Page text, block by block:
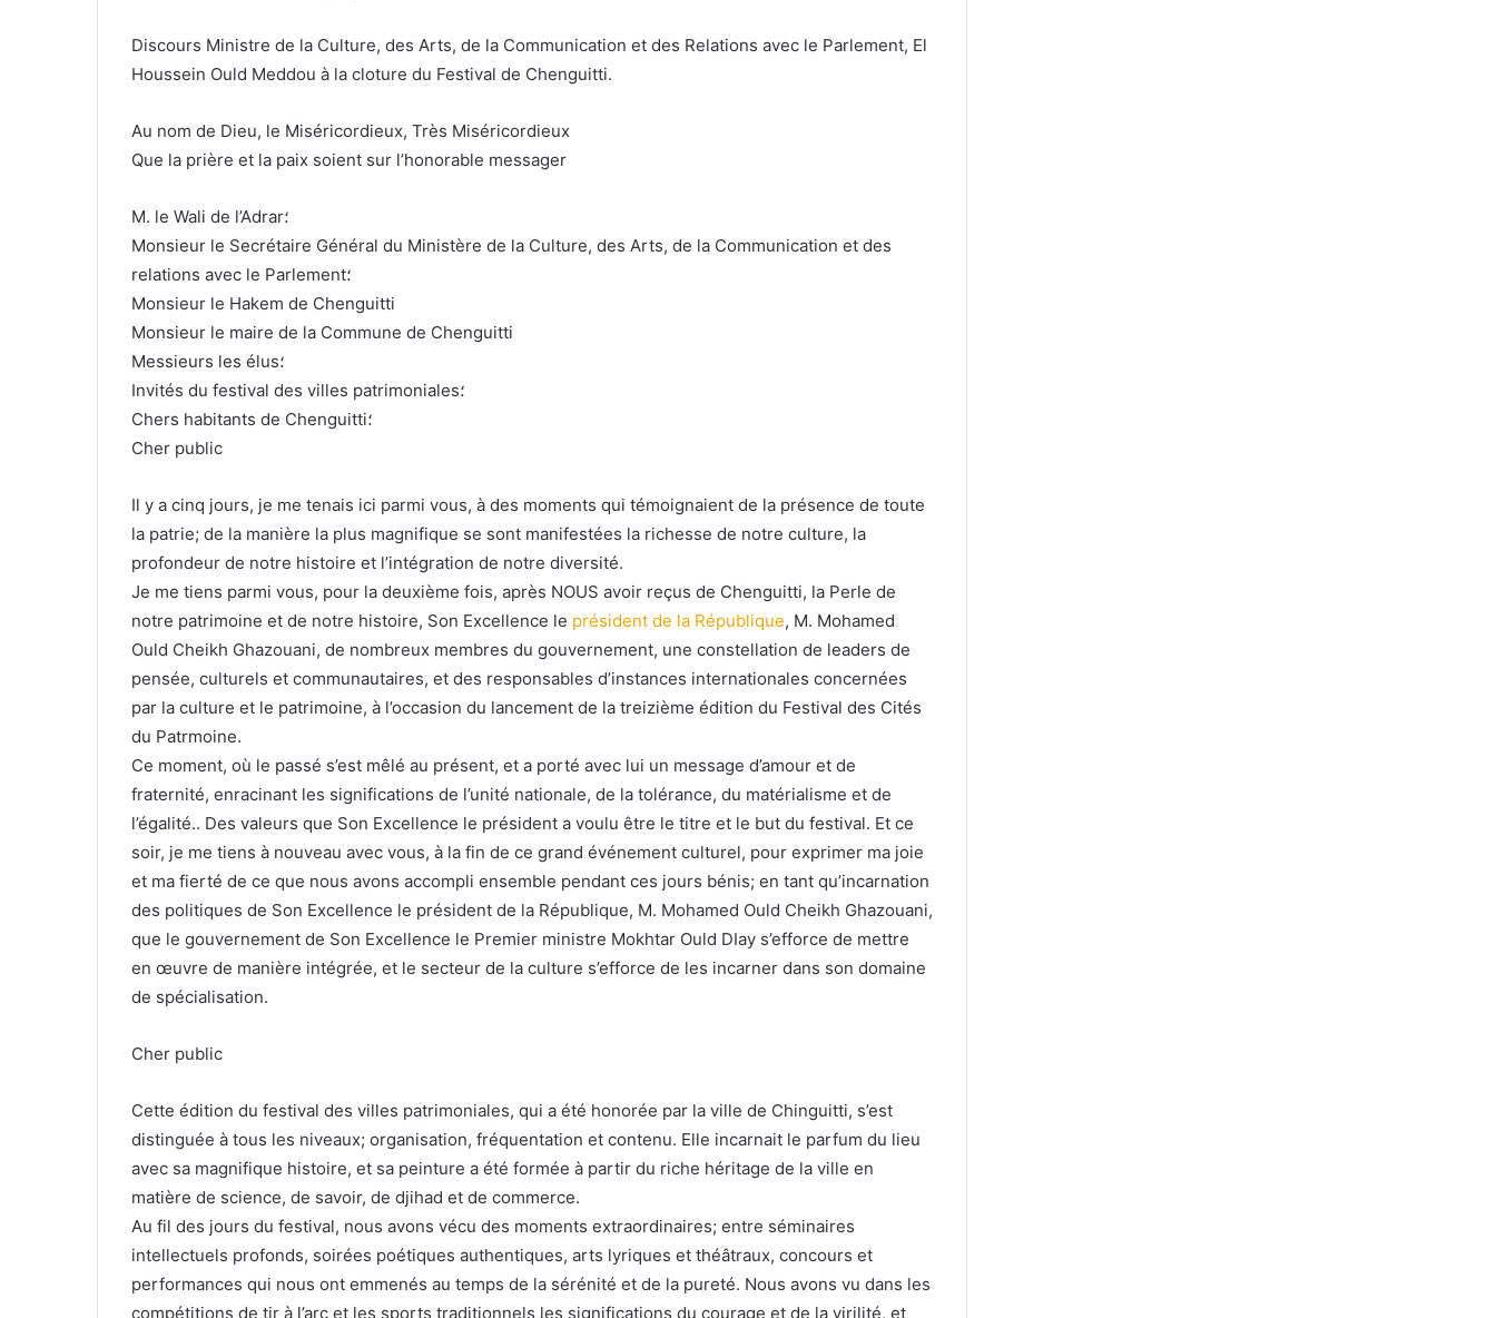
Discours Ministre de la Culture, des Arts, de la Communication et des Relations avec le Parlement, El
Houssein Ould Meddou à la cloture du Festival de Chenguitti.
Au nom de Dieu, le Miséricordieux, Très Miséricordieux
Que la prière et la paix soient sur l’honorable messager
M. le Wali de l’Adrar؛
Monsieur le Secrétaire Général du Ministère de la Culture, des Arts, de la Communication et des
relations avec le Parlement؛
Monsieur le Hakem de Chenguitti
Monsieur le maire de la Commune de Chenguitti
Messieurs les élus؛
Invités du festival des villes patrimoniales؛
Chers habitants de Chenguitti؛
Cher public
Il y a cinq jours, je me tenais ici parmi vous, à des moments qui témoignaient de la présence de toute
la patrie; de la manière la plus magnifique se sont manifestées la richesse de notre culture, la
profondeur de notre histoire et l’intégration de notre diversité.
Je me tiens parmi vous, pour la deuxième fois, après NOUS avoir reçus de Chenguitti, la Perle de
notre patrimoine et de notre histoire, Son Excellence le président de la République, M. Mohamed
Ould Cheikh Ghazouani, de nombreux membres du gouvernement, une constellation de leaders de
pensée, culturels et communautaires, et des responsables d’instances internationales concernées
par la culture et le patrimoine, à l’occasion du lancement de la treizième édition du Festival des Cités
du Patrmoine.
Ce moment, où le passé s’est mêlé au présent, et a porté avec lui un message d’amour et de
fraternité, enracinant les significations de l’unité nationale, de la tolérance, du matérialisme et de
l’égalité.. Des valeurs que Son Excellence le président a voulu être le titre et le but du festival. Et ce
soir, je me tiens à nouveau avec vous, à la fin de ce grand événement culturel, pour exprimer ma joie
et ma fierté de ce que nous avons accompli ensemble pendant ces jours bénis; en tant qu’incarnation
des politiques de Son Excellence le président de la République, M. Mohamed Ould Cheikh Ghazouani,
que le gouvernement de Son Excellence le Premier ministre Mokhtar Ould DIay s’efforce de mettre
en œuvre de manière intégrée, et le secteur de la culture s’efforce de les incarner dans son domaine
de spécialisation.
Cher public
Cette édition du festival des villes patrimoniales, qui a été honorée par la ville de Chinguitti, s’est
distinguée à tous les niveaux; organisation, fréquentation et contenu. Elle incarnait le parfum du lieu
avec sa magnifique histoire, et sa peinture a été formée à partir du riche héritage de la ville en
matière de science, de savoir, de djihad et de commerce.
Au fil des jours du festival, nous avons vécu des moments extraordinaires; entre séminaires
intellectuels profonds, soirées poétiques authentiques, arts lyriques et théâtraux, concours et
performances qui nous ont emmenés au temps de la sérénité et de la pureté. Nous avons vu dans les
compétitions de tir à l’arc et les sports traditionnels les significations du courage et de la virilité, et